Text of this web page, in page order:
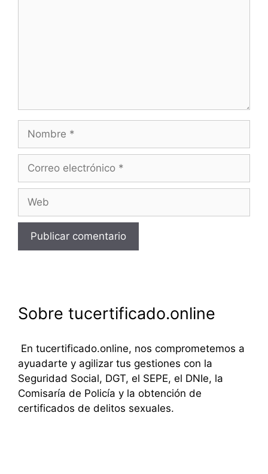
Nombre
Correo
Web
Sobre tucertificado.online
En tucertificado.online, nos comprometemos a
ayuadarte y agilizar tus gestiones con la
Seguridad Social, DGT, el SEPE, el DNIe, la
Comisaría de Policía y la obtención de
certificados de delitos sexuales.